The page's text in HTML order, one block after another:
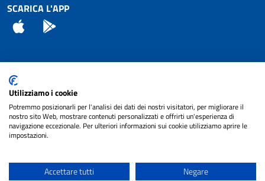
SCARICA L'APP
App Store
Attuazione Misure PNRR
Piano di miglioramento del sito
Note legali
cura diNET SMART
Utilizziamo i cookie
Potremmo posizionarli per l'analisi dei dati dei nostri visitatori, per migliorare il
nostro sito Web, mostrare contenuti personalizzati e offrirti un'esperienza di
navigazione eccezionale. Per ulteriori informazioni sui cookie utilizziamo aprire le
impostazioni.
Accettare tutti Negare